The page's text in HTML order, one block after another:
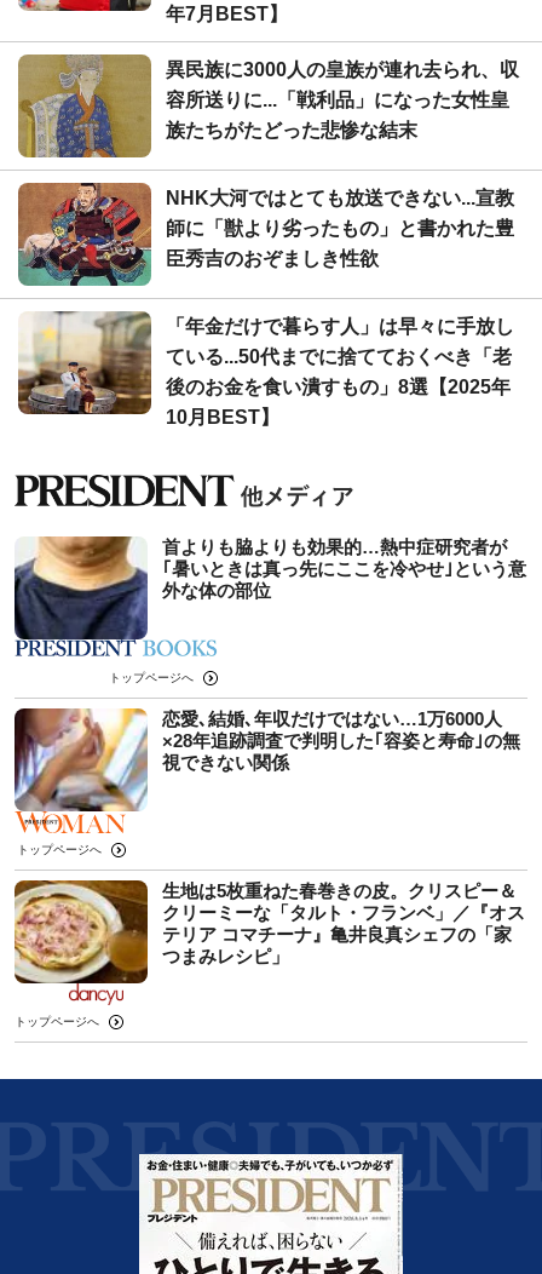
年7月BEST】
異民族に3000人の皇族が連れ去られ、収
容所送りに...「戦利品」になった女性皇
族たちがたどった悲惨な結末
NHK大河ではとても放送できない...宣教
師に「獣より劣ったもの」と書かれた豊
臣秀吉のおぞましき性欲
「年金だけで暮らす人」は早々に手放し
ている...50代までに捨てておくべき「老
後のお金を食い潰すもの」8選【2025年
10月BEST】
首よりも脇よりも効果的…熱中症研究者が
｢暑いときは真っ先にここを冷やせ｣という意
外な体の部位
トップページへ
恋愛､結婚､年収だけではない…1万6000人
×28年追跡調査で判明した｢容姿と寿命｣の無
視できない関係
トップページへ
生地は5枚重ねた春巻きの皮。クリスピー＆
クリーミーな「タルト・フランベ」／『オス
テリア コマチーナ』亀井良真シェフの「家
つまみレシピ」
トップページへ